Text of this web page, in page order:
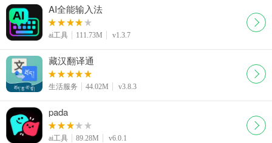
AI全能输入法
ai工具 111.73M v1.3.7
藏汉翻译通
生活服务 44.02M v3.8.3
pada
ai工具 89.28M v6.0.1